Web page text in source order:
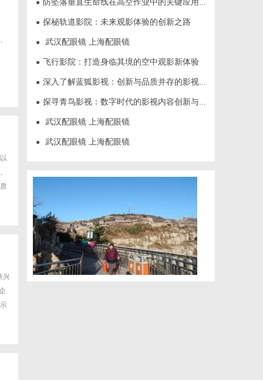
兴
● 防坠落垂直生命线在高空作业中的关键应用与安全保障
● 探秘轨道影院：未来观影体验的创新之路
● 武汉配眼镜 上海配眼镜
● 飞行影院：打造身临其境的空中观影新体验
● 深入了解蓝狐影视：创新与品质并存的影视平台
● 探寻青鸟影视：数字时代的影视内容创新与发展趋势揭秘
● 武汉配眼镜 上海配眼镜
● 武汉配眼镜 上海配眼镜